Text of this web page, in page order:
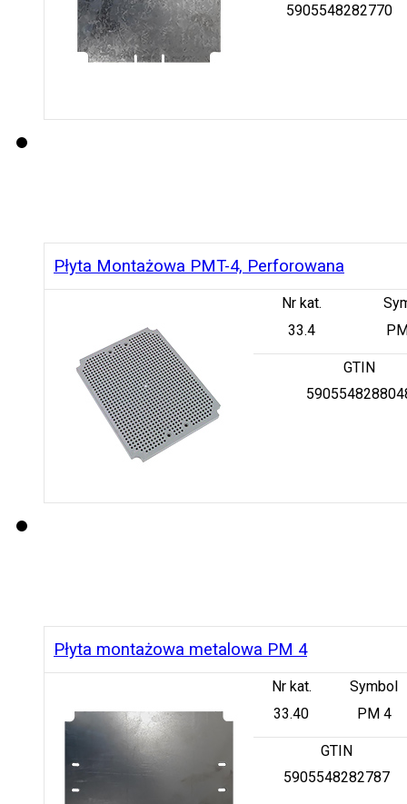
5905548282770
Płyta Montażowa PMT-4, Perforowana
Nr kat.
33.4
GTIN
Płyta montażowa metalowa PM 4
Nr kat.
Symbol
33.40
PM 4
GTIN
5905548282787